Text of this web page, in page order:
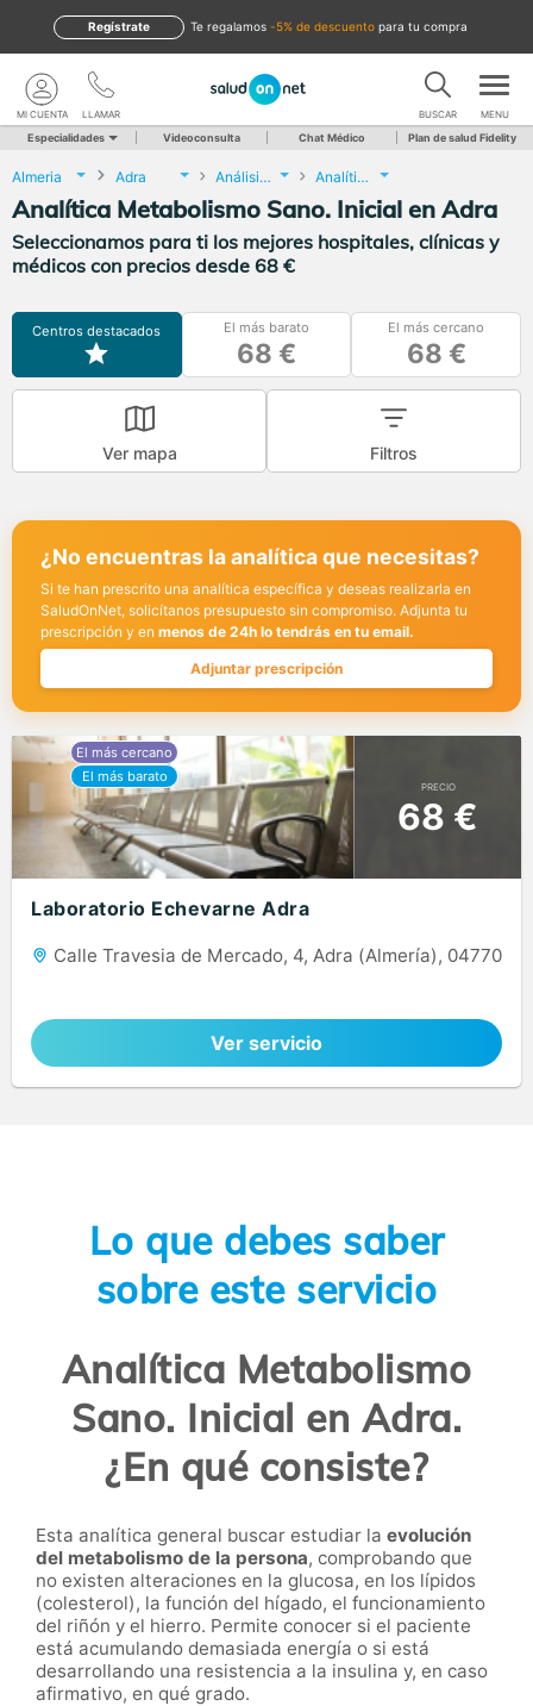
te regalamos -5% de descuento para tu compra
Regístrate
LLAMAR
MI CUENTA BUSCAR MENU
Especialidades Videoconsulta Chat Médico Plan de salud Fidelity
Almeria Adra Análisis Clínicos Analítica Metabolismo Sano. Inicial
Analítica Metabolismo Sano. Inicial en Adra
Seleccionamos para ti los mejores hospitales, clínicas y
médicos con precios desde 68 €
Centros destacados El más barato
68 €
El más cercano
68 €
Ver mapa Filtros
¿No encuentras la analítica que necesitas?
Si te han prescrito una analítica específica y deseas realizarla en
SaludOnNet, solicítanos presupuesto sin compromiso. Adjunta tu
prescripción y en menos de 24h lo tendrás en tu email.
Adjuntar prescripción
PRECIO
68 €
Laboratorio Echevarne Adra
Calle Travesia de Mercado, 4, Adra (Almería), 04770
Ver servicio
Lo que debes saber
sobre este servicio
Analítica Metabolismo
Sano. Inicial en Adra.
¿En qué consiste?
Esta analítica general buscar estudiar la evolución
del metabolismo de la persona, comprobando que
no existen alteraciones en la glucosa, en los lípidos
(colesterol), la función del hígado, el funcionamiento
del riñón y el hierro. Permite conocer si el paciente
está acumulando demasiada energía o si está
desarrollando una resistencia a la insulina y, en caso
afirmativo, en qué grado.